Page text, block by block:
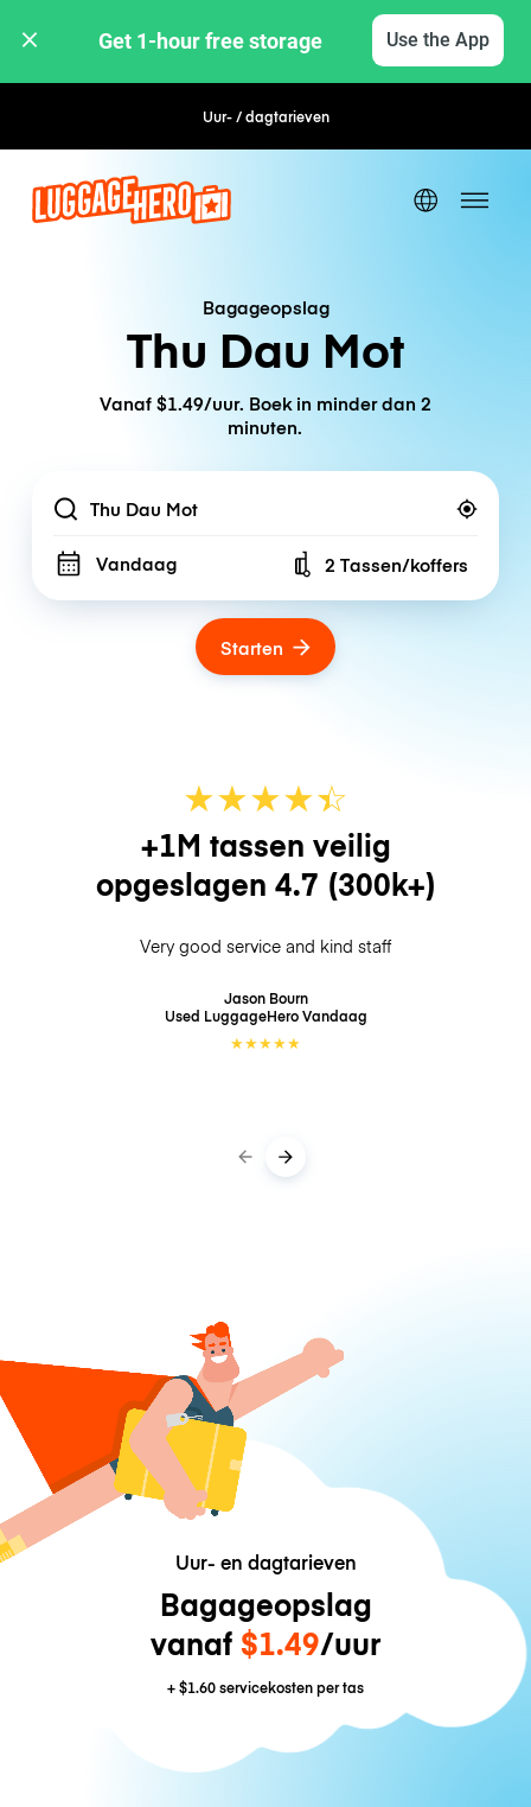
Get 1-hour free storage Use the App
Uur- / dagtarieven Flexibel boeken
Bagageopslag
Thu Dau Mot
Vanaf $1.49/uur. Boek in minder dan 2
minuten.
Location
Vandaag Number of bags
2 Tassen/koffers
Starten
★★★★☆
★
+1M tassen veilig
opgeslagen 4.7 (300k+)
Very good service and kind staff
Jason Bourn
Used LuggageHeroVandaag
★★★★★
Uur- en dagtarieven
Bagageopslag
vanaf $1.49/uur
+$1.60servicekosten per tas